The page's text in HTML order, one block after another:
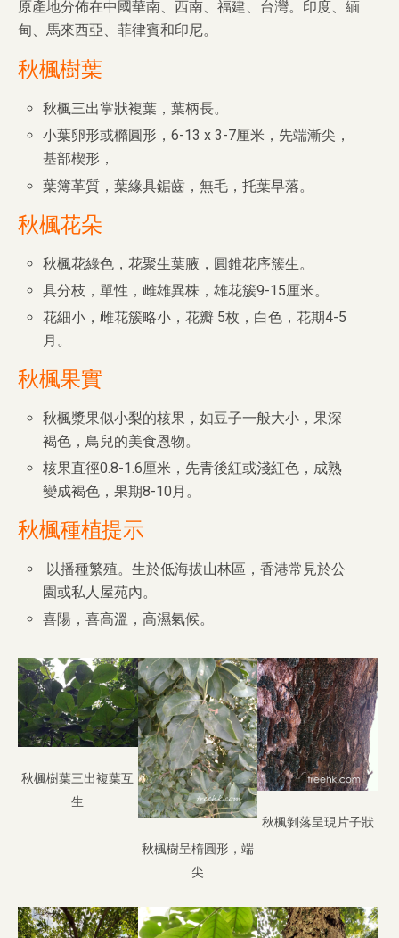
原產地分佈在中國華南、西南、福建、台灣。印度、緬
甸、馬來西亞、菲律賓和印尼。
秋楓樹葉
秋楓三出掌狀複葉，葉柄長。
小葉卵形或橢圓形，6-13 x 3-7厘米，先端漸尖，
基部楔形，
葉簿革質，葉緣具鋸齒，無毛，托葉早落。
秋楓花朵
秋楓花綠色，花聚生葉腋，圓錐花序簇生。
具分枝，單性，雌雄異株，雄花簇9-15厘米。
花細小，雌花簇略小，花瓣 5枚，白色，花期4-5
月。
秋楓果實
秋楓漿果似小梨的核果，如豆子一般大小，果深
褐色，鳥兒的美食恩物。
核果直徑0.8-1.6厘米，先青後紅或淺紅色，成熟
變成褐色，果期8-10月。
秋楓種植提示
以播種繁殖。生於低海拔山林區，香港常見於公
園或私人屋苑內。
喜陽，喜高溫，高濕氣候。
秋楓樹葉三出複葉互
生
秋楓樹呈楕圓形，端
尖
秋楓剝落呈現片子狀